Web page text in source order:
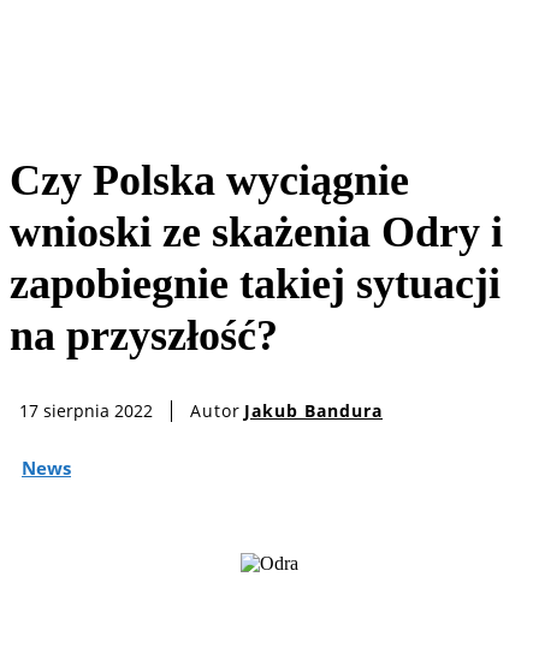
Czy Polska wyciągnie
wnioski ze skażenia Odry i
zapobiegnie takiej sytuacji
na przyszłość?
17 sierpnia 2022 Autor Jakub Bandura
News